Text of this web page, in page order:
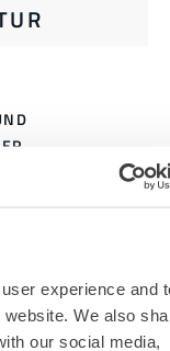
experience and
We also
our social media,